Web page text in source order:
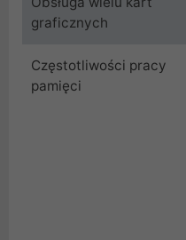
graficznych
Częstotliwości pracy
pamięci